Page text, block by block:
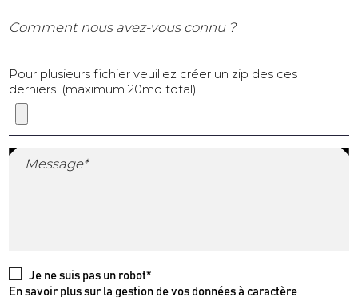
Comment nous avez-vous connu ?
Pour plusieurs fichier veuillez créer un zip des ces
derniers. (maximum 20mo total)
Message*
Je ne suis pas un robot*
En savoir plus sur la gestion de vos données à caractère